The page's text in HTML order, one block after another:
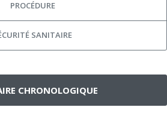
PROCÉDURE
SANITAIRE
CHRONOLOGIQUE